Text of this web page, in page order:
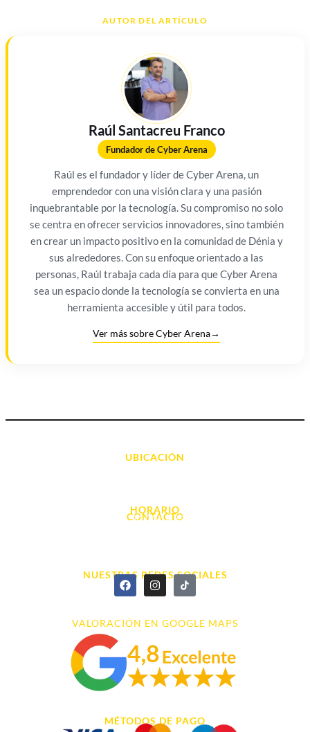
AUTOR DEL ARTÍCULO
Raúl Santacreu Franco
Fundador de Cyber Arena
Raúl es el fundador y líder de Cyber Arena, un
emprendedor con una visión clara y una pasión
inquebrantable por la tecnología. Su compromiso no solo
se centra en ofrecer servicios innovadores, sino también
en crear un impacto positivo en la comunidad de Dénia y
sus alrededores. Con su enfoque orientado a las
personas, Raúl trabaja cada día para que Cyber Arena
sea un espacio donde la tecnología se convierta en una
herramienta accesible y útil para todos.
Ver más sobre Cyber Arena→
UBICACIÓN
HORARIO
L. - S. 10:00h a 22:00h
CONTACTO
NUESTRAS REDES SOCIALES
VALORACIÓN EN GOOGLE MAPS
MÉTODOS DE PAGO